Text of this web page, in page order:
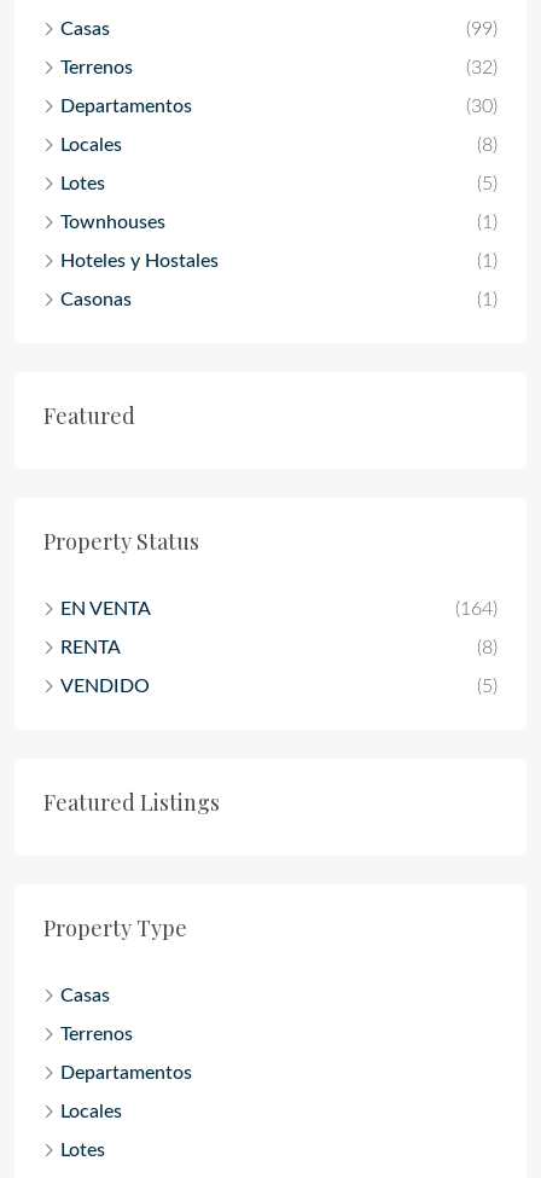
Casas
(99)
Terrenos
(32)
Departamentos
(30)
Locales
(8)
Lotes
(5)
Townhouses
(1)
Hoteles y Hostales
(1)
Casonas
(1)
Featured
Property Status
EN VENTA
(164)
RENTA
(8)
VENDIDO
(5)
Featured Listings
Property Type
Casas
Terrenos
Departamentos
Locales
Lotes